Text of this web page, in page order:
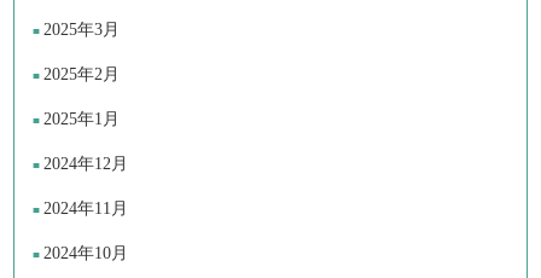
2025年3月
2025年2月
2025年1月
2024年12月
2024年11月
2024年10月